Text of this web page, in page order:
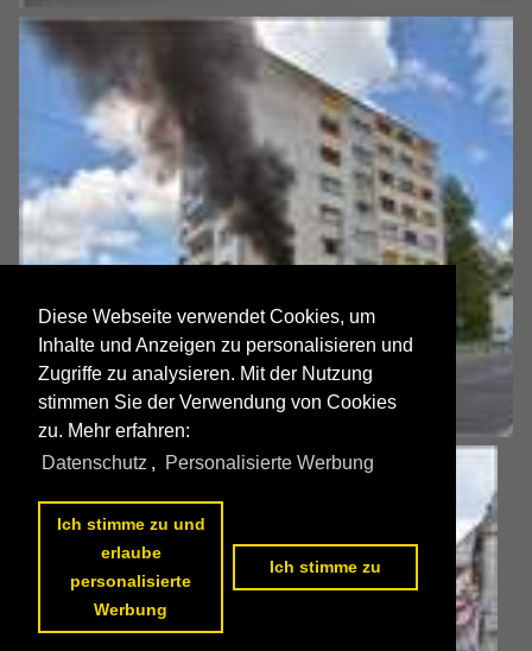
Diese Webseite verwendet Cookies, um
Inhalte und Anzeigen zu personalisieren und
Zugriffe zu analysieren. Mit der Nutzung
stimmen Sie der Verwendung von Cookies
zu. Mehr erfahren:
Datenschutz , Personalisierte Werbung
Ich stimme zu und
erlaube
personalisierte
Werbung
Ich stimme zu